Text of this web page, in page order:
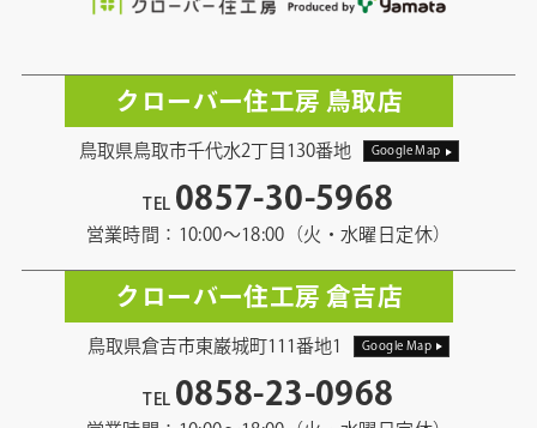
クローバー住工房 鳥取店
鳥取県鳥取市千代水2丁目130番地 Google Map
TEL 0857-30-5968
営業時間：10:00〜18:00（火・水曜日定休）
クローバー住工房 倉吉店
鳥取県倉吉市東巌城町111番地1 Google Map
TEL 0858-23-0968